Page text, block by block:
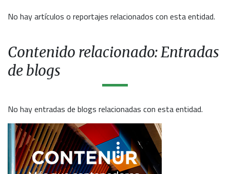
No hay artículos o reportajes relacionados con esta entidad.
Contenido relacionado: Entradas
de blogs
No hay entradas de blogs relacionadas con esta entidad.